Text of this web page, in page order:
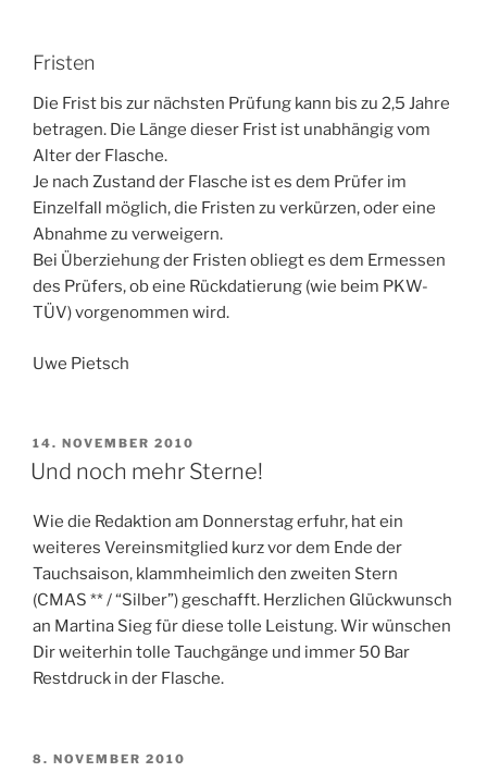
Fristen
Die Frist bis zur nächsten Prüfung kann bis zu 2,5 Jahre
betragen. Die Länge dieser Frist ist unabhängig vom
Alter der Flasche.
Je nach Zustand der Flasche ist es dem Prüfer im
Einzelfall möglich, die Fristen zu verkürzen, oder eine
Abnahme zu verweigern.
Bei Überziehung der Fristen obliegt es dem Ermessen
des Prüfers, ob eine Rückdatierung (wie beim PKW-
TÜV) vorgenommen wird.
Uwe Pietsch
VERÖFFENTLICHT
AM
14. NOVEMBER 2010
Und noch mehr Sterne!
Wie die Redaktion am Donnerstag erfuhr, hat ein
weiteres Vereinsmitglied kurz vor dem Ende der
Tauchsaison, klammheimlich den zweiten Stern
(CMAS ** / “Silber”) geschafft. Herzlichen Glückwunsch
an Martina Sieg für diese tolle Leistung. Wir wünschen
Dir weiterhin tolle Tauchgänge und immer 50 Bar
Restdruck in der Flasche.
VERÖFFENTLICHT
8. NOVEMBER 2010